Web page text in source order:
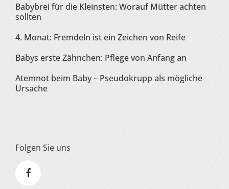
Babybrei für die Kleinsten: Worauf Mütter achten
sollten
4. Monat: Fremdeln ist ein Zeichen von Reife
Babys erste Zähnchen: Pflege von Anfang an
Atemnot beim Baby – Pseudokrupp als mögliche
Ursache
Folgen Sie uns